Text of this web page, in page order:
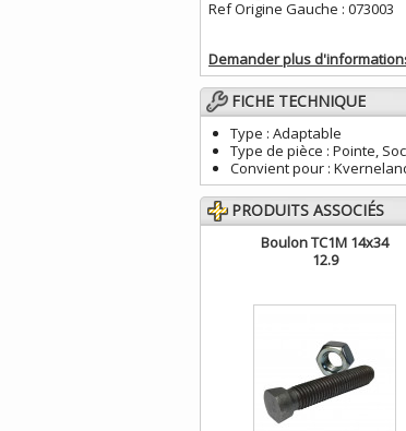
Ref Origine Gauche : 073003
Demander plus
FICHE TECHNIQUE
Type : Adaptable
Type de pièce : Pointe, Soc
Convient pour :
PRODUITS ASSOCIÉS
Boulon TC1M 14x34
12.9